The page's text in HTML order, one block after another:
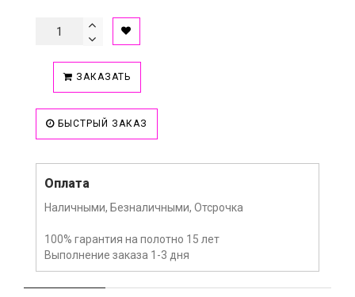
ЗАКАЗАТЬ
БЫСТРЫЙ ЗАКАЗ
Оплата
Наличными, Безналичными, Отсрочка
100% гарантия на полотно 15 лет
Выполнение заказа 1-3 дня